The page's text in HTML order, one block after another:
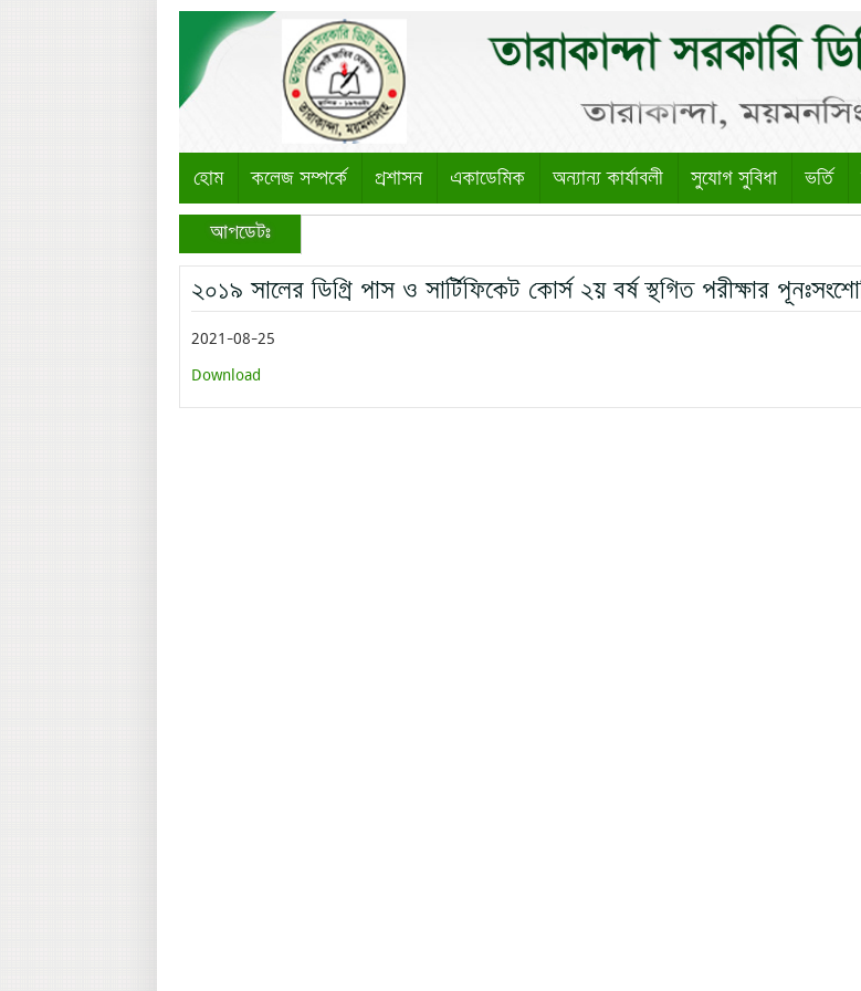
হোম কলেজ সম্পর্কে প্রশাসন একাডেমিক অন্যান্য কার্যাবলী সুযোগ সুবিধা ভর্তি
আপডেটঃ
২০১৯ সালের ডিগ্রি পাস ও সার্টিফিকেট কোর্স ২য় বর্ষ স্থগিত পরীক্ষার
2021-08-25
Download